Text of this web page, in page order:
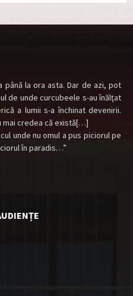
până la ora asta. Dar de azi, pot
de unde curcubeele s-au înălţat
a lumii s-a închinat devenirii.
mai credea că există[…]
unde nu omul a pus piciorul pe
în paradis…”